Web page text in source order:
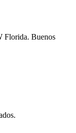
Florida. Buenos